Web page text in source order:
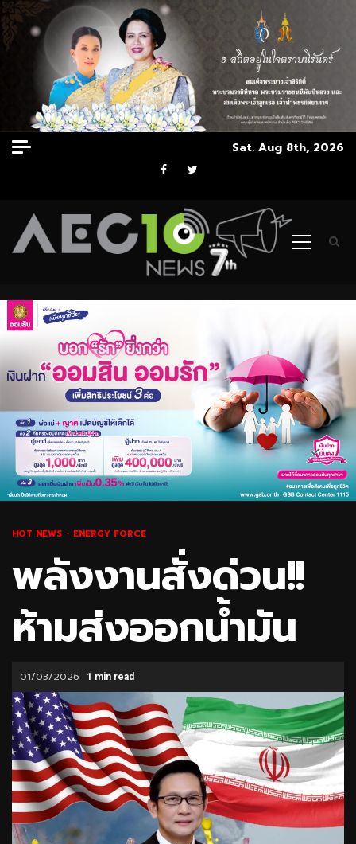
Skip
to
Sat. Aug 8th, 2026
Facebook
Twitter
Primary
HOT NEWS ENERGY FORCE
พลังงานสั่งด่วน!!
ห้ามส่งออกน้ำมัน
01/03/2026 1 min read